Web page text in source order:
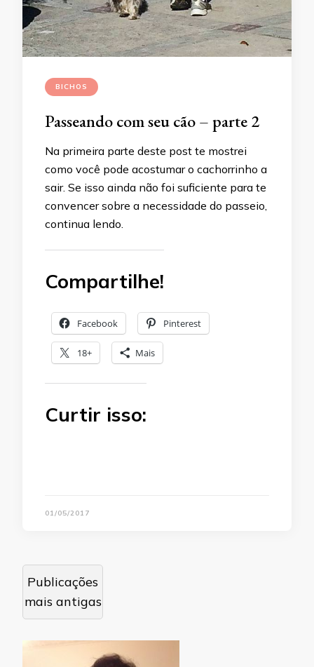
BICHOS
Passeando com seu cão – parte 2
Na primeira parte deste post te mostrei
como você pode acostumar o cachorrinho a
sair. Se isso ainda não foi suficiente para te
convencer sobre a necessidade do passeio,
continua lendo.
Compartilhe!
Facebook Pinterest
18+ Mais
Curtir isso:
01/05/2017
Navegação
por
posts
Publicações
mais antigas